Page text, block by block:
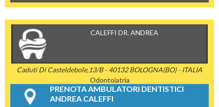
CALEFFI DR. ANDREA
Caduti Di Casteldebole,13/B - 40132 BOLOGNA(BO) - ITALIA
Odontoiatria
PRENOTA AMBULATORI DENTISTICI
ANDREA CALEFFI